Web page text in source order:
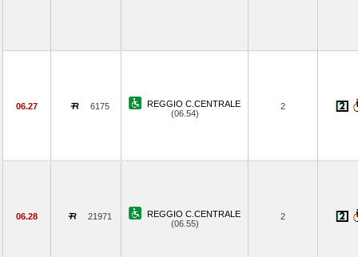
06.27 6175
REGGIO C.CENTRALE
(06.54)
2
06.28 21971
REGGIO C.CENTRALE
(06.55)
2